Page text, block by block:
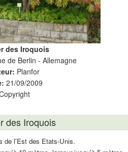
des Iroquois
de Berlin - Allemagne
Planfor
21/09/2009
des Iroquois
de l'Est des Etats-Unis.